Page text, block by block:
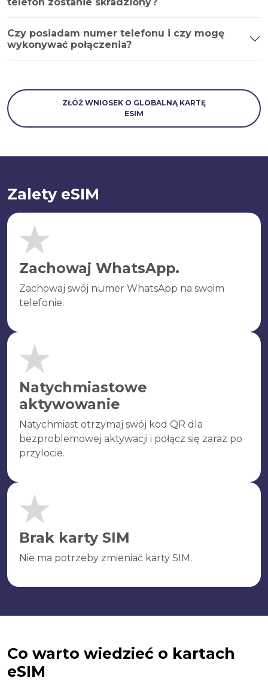
Czy posiadam numer telefonu i czy mogę
wykonywać połączenia?
ZŁÓŻ WNIOSEK O GLOBALNĄ KARTĘ
ESIM
Zalety eSIM
Zachowaj WhatsApp.
Zachowaj swój numer WhatsApp na swoim
telefonie.
Natychmiastowe
aktywowanie
Natychmiast otrzymaj swój kod QR dla
bezproblemowej aktywacji i połącz się zaraz po
przylocie.
Brak karty SIM
Nie ma potrzeby zmieniać karty SIM.
Co warto wiedzieć o kartach
eSIM